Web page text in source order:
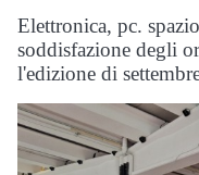
Elettronica, pc.
soddisfazione degli
l'edizione di